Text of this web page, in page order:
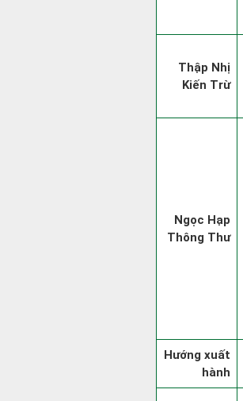
Thập Nhị
Kiến Trừ
Ngọc Hạp
Thông Thư
Hướng xuất
hành